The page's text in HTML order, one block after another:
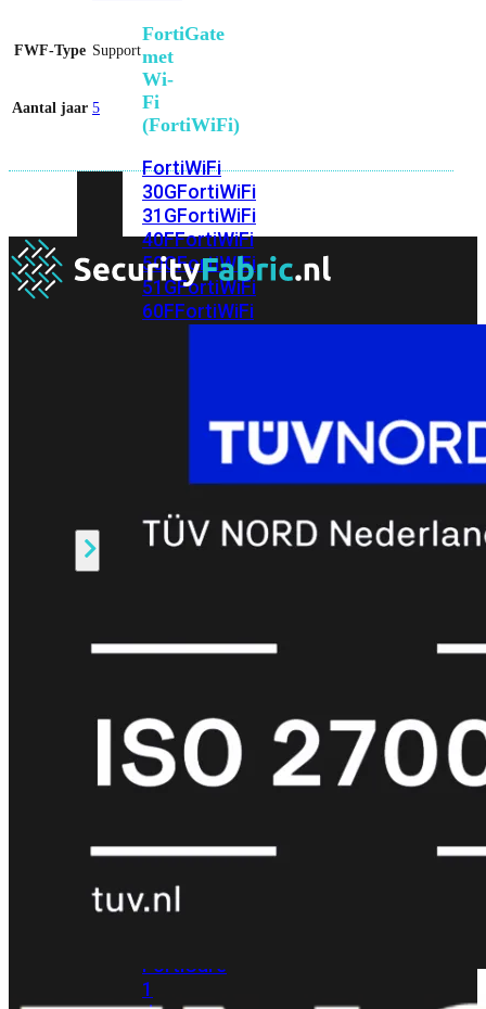
FortiGate
met
Wi-
Fi
(FortiWiFi)
FortiWiFi
30GFortiWiFi
31GFortiWiFi
40FFortiWiFi
50GFortiWiFi
51GFortiWiFi
60FFortiWiFi
FortiWiFi
FortiCare
Essentials FortiCare
PremiumFortiCare
FortiCare
FortiCare
1
FWF-Type Support
Aantal jaar 5